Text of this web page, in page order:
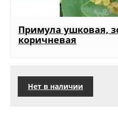
Примула ушковая,
коричневая
Нет в наличии